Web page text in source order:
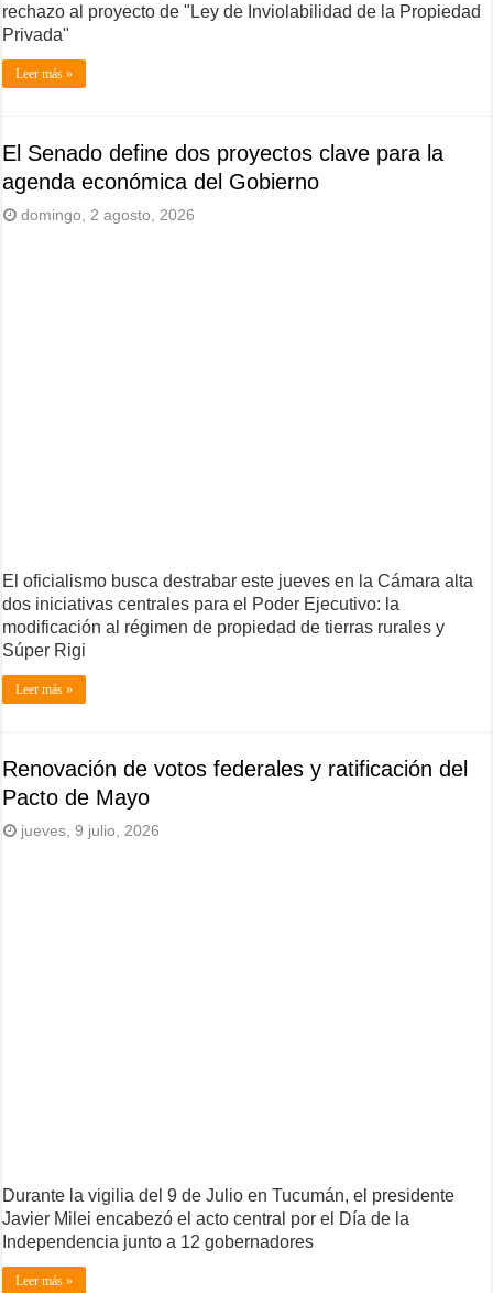
rechazo al proyecto de "Ley de Inviolabilidad de la Propiedad
Privada"
Leer más »
El Senado define dos proyectos clave para la
agenda económica del Gobierno
domingo, 2 agosto, 2026
El oficialismo busca destrabar este jueves en la Cámara alta
dos iniciativas centrales para el Poder Ejecutivo: la
modificación al régimen de propiedad de tierras rurales y
Súper Rigi
Leer más »
Renovación de votos federales y ratificación del
Pacto de Mayo
jueves, 9 julio, 2026
Durante la vigilia del 9 de Julio en Tucumán, el presidente
Javier Milei encabezó el acto central por el Día de la
Independencia junto a 12 gobernadores
Leer más »